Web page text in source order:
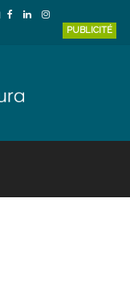
PUBLICITÉ